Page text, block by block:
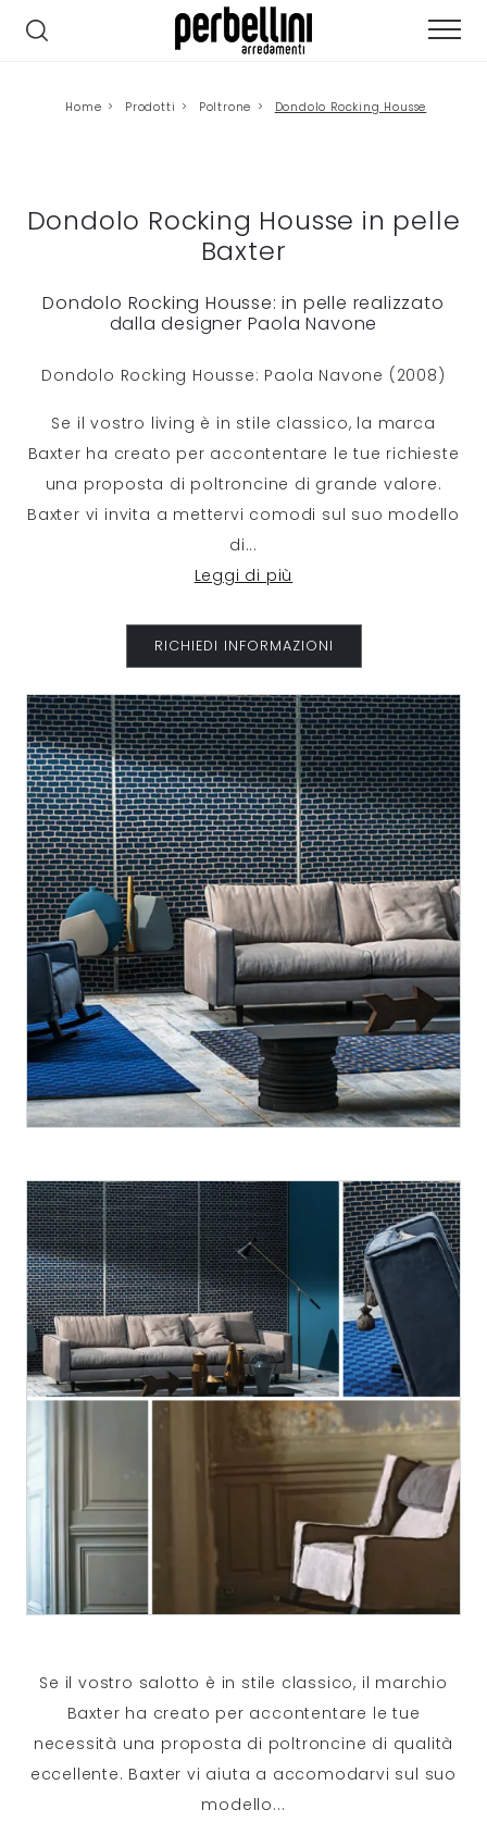
Home > Prodotti > Poltrone > Dondolo Rocking Housse
Dondolo Rocking Housse in pelle
Baxter
Dondolo Rocking Housse: in pelle realizzato
dalla designer Paola Navone
Dondolo Rocking Housse: Paola Navone (2008)
Se il vostro living è in stile classico, la marca
Baxter ha creato per accontentare le tue richieste
una proposta di poltroncine di grande valore.
Baxter vi invita a mettervi comodi sul suo modello
di...
Leggi di più
RICHIEDI INFORMAZIONI
Se il vostro salotto è in stile classico, il marchio
Baxter ha creato per accontentare le tue
necessità una proposta di poltroncine di qualità
eccellente. Baxter vi aiuta a accomodarvi sul suo
modello...